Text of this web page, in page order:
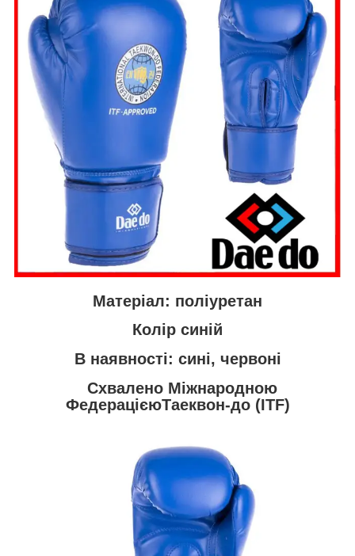
Матеріал: поліуретан
Колір синій
В наявності: сині, червоні
Схвалено Міжнародною
ФедерацієюТаеквон-до (ITF)